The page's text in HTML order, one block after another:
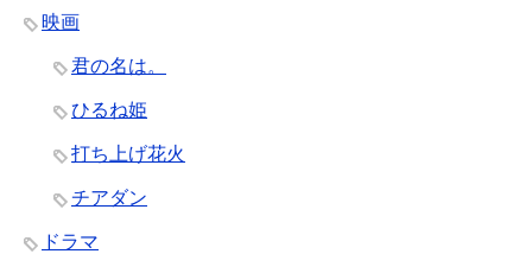
映画
君の名は。
ひるね姫
打ち上げ花火
チアダン
ドラマ